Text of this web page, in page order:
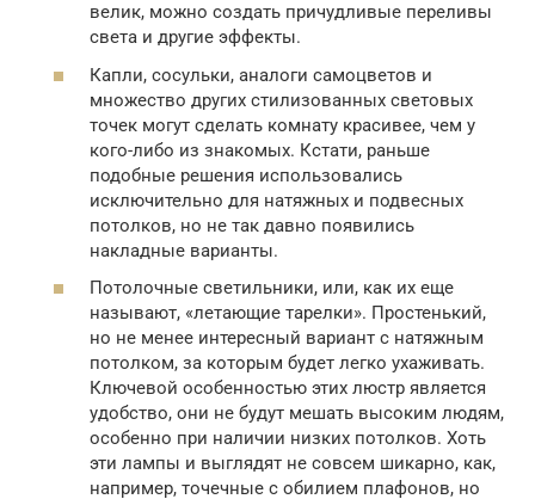
велик, можно создать причудливые переливы
света и другие эффекты.
Капли, сосульки, аналоги самоцветов и
множество других стилизованных световых
точек могут сделать комнату красивее, чем у
кого-либо из знакомых. Кстати, раньше
подобные решения использовались
исключительно для натяжных и подвесных
потолков, но не так давно появились
накладные варианты.
Потолочные светильники, или, как их еще
называют, «летающие тарелки». Простенький,
но не менее интересный вариант с натяжным
потолком, за которым будет легко ухаживать.
Ключевой особенностью этих люстр является
удобство, они не будут мешать высоким людям,
особенно при наличии низких потолков. Хоть
эти лампы и выглядят не совсем шикарно, как,
например, точечные с обилием плафонов, но